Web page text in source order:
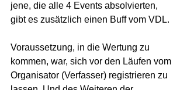
jene, die alle 4 Events absolvierten,
gibt es zusätzlich einen Buff vom VDL.
Voraussetzung, in die Wertung zu
kommen, war, sich vor den Läufen vom
Organisator (Verfasser) registrieren zu